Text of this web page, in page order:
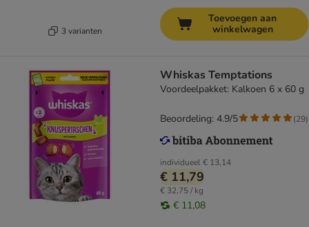
3 varianten
Toevoegen aan
winkelwagen
Whiskas Temptations
Voordeelpakket: Kalkoen 6 x 60 g
individueel€ 13,14
€ 11,79
€ 32,75 / kg
€ 11,08
Beoordeling: 4.9/5 (29)